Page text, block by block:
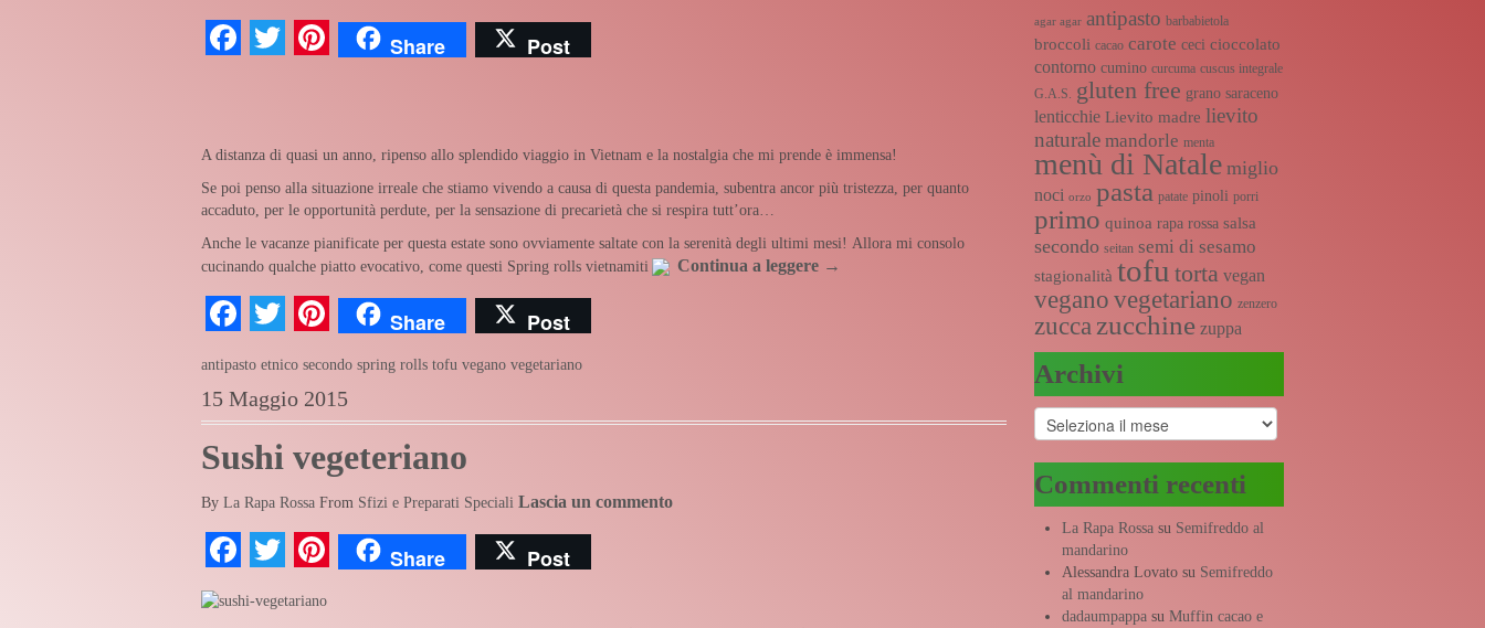
Facebook
TwitterPinterest
Share Post
A distanza di quasi un anno, ripenso allo splendido viaggio in Vietnam e la nostalgia che mi prende è immensa!
Se poi penso alla situazione irreale che stiamo vivendo a causa di questa pandemia, subentra ancor più tristezza, per quanto
accaduto, per le opportunità perdute, per la sensazione di precarietà che si respira tutt’ora…
Anche le vacanze pianificate per questa estate sono ovviamente saltate con la serenità degli ultimi mesi! Allora mi consolo
cucinando qualche piatto evocativo, come questi Spring rolls vietnamiti
Continua a leggere →
Facebook
TwitterPinterest
Share Post
antipasto etnico secondo spring rolls tofu vegano vegetariano
15 Maggio 2015
Sushi vegeteriano
By La Rapa Rossa From Sfizi e Preparati Speciali Lascia un commento
Facebook
TwitterPinterest
Share Post
agar agar antipasto barbabietola
broccoli cacao carote ceci cioccolato
contorno cumino curcuma cuscus integrale
G.A.S.
gluten free grano saraceno
lenticchie Lievito madre lievito
naturale mandorle menta
menù di Natale miglio
noci orzo pasta patate pinoli porri
primo quinoa rapa rossa salsa
secondo seitan semi di sesamo
stagionalità tofu torta vegan
vegano vegetariano zenzero
zucca zucchine zuppa
Archivi
Archivi
Commenti recenti
La Rapa Rossasu Semifreddo al
mandarino
Alessandra Lovatosu Semifreddo
al mandarino
dadaumpappasu Muffin cacao e